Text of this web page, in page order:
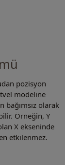
pozisyon
modeline
olarak
Örneğin, Y
X ekseninde
etkilenmez.